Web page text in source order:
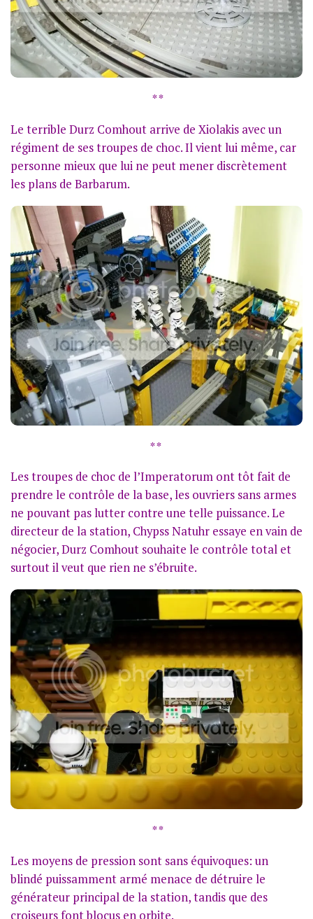
* *
Le terrible Durz Comhout arrive de Xiolakis avec un
régiment de ses troupes de choc. Il vient lui même, car
personne mieux que lui ne peut mener discrètement
les plans de Barbarum.
* *
Les troupes de choc de l’Imperatorum ont tôt fait de
prendre le contrôle de la base, les ouvriers sans armes
ne pouvant pas lutter contre une telle puissance. Le
directeur de la station, Chypss Natuhr essaye en vain de
négocier, Durz Comhout souhaite le contrôle total et
surtout il veut que rien ne s’ébruite.
* *
Les moyens de pression sont sans équivoques: un
blindé puissamment armé menace de détruire le
générateur principal de la station, tandis que des
croiseurs font blocus en orbite.